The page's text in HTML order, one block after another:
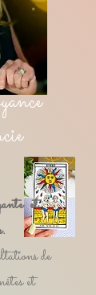
et
de
et